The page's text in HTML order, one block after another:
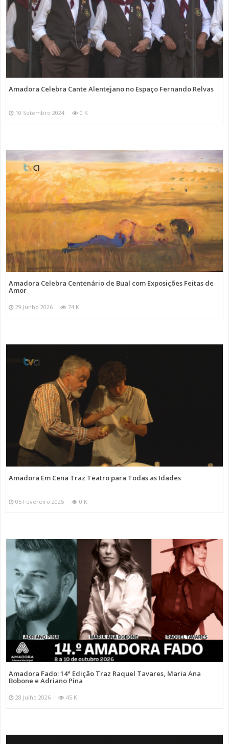
Amadora Celebra Cante Alentejano no Espaço Fernando Relvas
10 Setembro 2024 0 K
Amadora Celebra Centenário de Bual com Exposições Feitas de
Amor
29 Junho 2026 74 K
Amadora Em Cena Traz Teatro para Todas as Idades
05 Fevereiro 2025 0 K
Amadora Fado: 14ª Edição Traz Raquel Tavares, Maria Ana
Bobone e Adriano Pina
28 Julho 2026 45 K